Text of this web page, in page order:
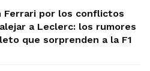
Ferrari por los conflictos
a Leclerc: los rumores
que sorprenden a la F1